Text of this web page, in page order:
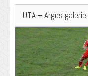
UTA – Arges